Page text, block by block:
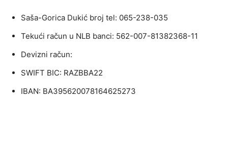
Saša-Gorica Dukić broj tel: 065-238-035
Tekući račun u NLB banci: 562-007-81382368-11
Devizni račun:
SWIFT BIC: RAZBBA22
IBAN: BA395620078164625273